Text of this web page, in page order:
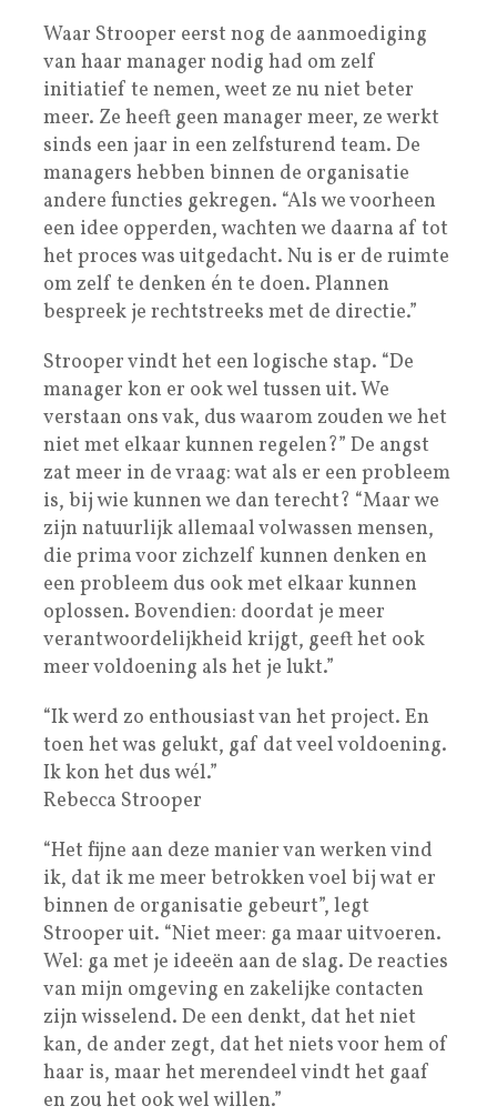
Waar Strooper eerst nog de aanmoediging
van haar manager nodig had om zelf
initiatief te nemen, weet ze nu niet beter
meer. Ze heeft geen manager meer, ze werkt
sinds een jaar in een zelfsturend team. De
managers hebben binnen de organisatie
andere functies gekregen. “Als we voorheen
een idee opperden, wachten we daarna af tot
het proces was uitgedacht. Nu is er de ruimte
om zelf te denken én te doen. Plannen
bespreek je rechtstreeks met de directie.”
Strooper vindt het een logische stap. “De
manager kon er ook wel tussen uit. We
verstaan ons vak, dus waarom zouden we het
niet met elkaar kunnen regelen?” De angst
zat meer in de vraag: wat als er een probleem
is, bij wie kunnen we dan terecht? “Maar we
zijn natuurlijk allemaal volwassen mensen,
die prima voor zichzelf kunnen denken en
een probleem dus ook met elkaar kunnen
oplossen. Bovendien: doordat je meer
verantwoordelijkheid krijgt, geeft het ook
meer voldoening als het je lukt.”
“Ik werd zo enthousiast van het project. En
toen het was gelukt, gaf dat veel voldoening.
Ik kon het dus wél.”
Rebecca Strooper
“Het fijne aan deze manier van werken vind
ik, dat ik me meer betrokken voel bij wat er
binnen de organisatie gebeurt”, legt
Strooper uit. “Niet meer: ga maar uitvoeren.
Wel: ga met je ideeën aan de slag. De reacties
van mijn omgeving en zakelijke contacten
zijn wisselend. De een denkt, dat het niet
kan, de ander zegt, dat het niets voor hem of
haar is, maar het merendeel vindt het gaaf
en zou het ook wel willen.”